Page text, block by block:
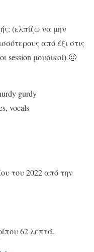
(ελπίζω να μην
από έξι στις
session μουσικοί) 🙂
gurdy
vocals
του 2022 από την
62 λεπτά.